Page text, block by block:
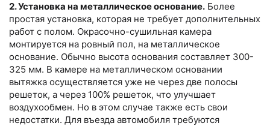
2. Установка на металлическое основание. Более
простая установка, которая не требует дополнительных
работ с полом. Окрасочно-сушильная камера
монтируется на ровный пол, на металлическое
основание. Обычно высота основания составляет 300-
325 мм. В камере на металлическом основании
вытяжка осуществляется уже не через две полосы
решеток, а через 100% решеток, что улучшает
воздухообмен. Но в этом случае также есть свои
недостатки. Для въезда автомобиля требуются